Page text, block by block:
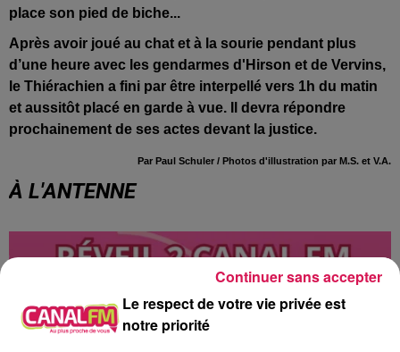
place son pied de biche...
Après avoir joué au chat et à la sourie pendant plus
d’une heure avec les gendarmes d'Hirson et de Vervins,
le Thiérachien a fini par être interpellé vers 1h du matin
et aussitôt placé en garde à vue. Il devra répondre
prochainement de ses actes devant la justice.
Par Paul Schuler / Photos d'illustration par M.S. et V.A.
À L'ANTENNE
Le respect de votre vie privée est
notre priorité
Continuer sans accepter